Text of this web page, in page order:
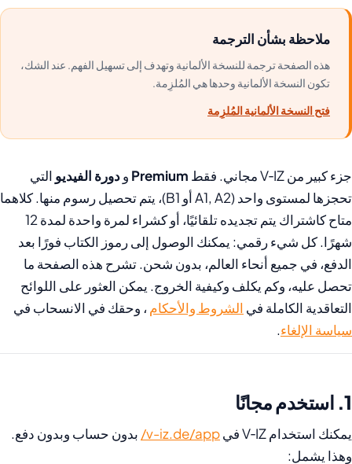
ملاحظة بشأن الترجمة
هذه الصفحة ترجمة للنسخة الألمانية وتهدف إلى تسهيل الفهم. عند الشك،
تكون النسخة الألمانية وحدها هي المُلزِمة.
فتح النسخة الألمانية المُلزِمة
جزء كبير من V‑IZ مجاني. فقط Premium ودورة الفيديو التي
تحجزها لمستوى واحد (A1, A2 أو B1)، يتم تحصيل رسوم منها. كلاهما
متاح كاشتراك يتم تجديده تلقائيًا، أو كشراء لمرة واحدة لمدة 12
شهرًا. كل شيء رقمي: يمكنك الوصول إلى رموز الكتاب فورًا بعد
الدفع، في جميع أنحاء العالم، بدون شحن. تشرح هذه الصفحة ما
تحصل عليه، وكم يكلف وكيفية الخروج. يمكن العثور على اللوائح
التعاقدية الكاملة في الشروط والأحكام، وحقك في الانسحاب في
سياسة الإلغاء.
1. استخدم مجانًا
يمكنك استخدام V‑IZ في v-iz.de/app/ بدون حساب وبدون دفع.
وهذا يشمل: